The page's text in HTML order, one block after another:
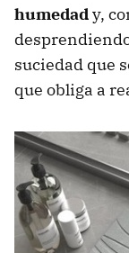
humedady,
suciedad que
que obliga a